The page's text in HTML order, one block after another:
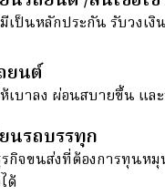
ป็นหลักประกัน รับวงเงิ
ยนต์
เบาลง ผ่อนสบายขึ้น แล
นรถบรรทุก
รกิจขนส่งที่ต้องการทุนห
ด้